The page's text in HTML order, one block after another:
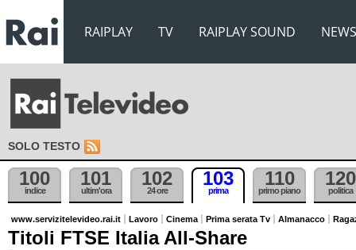
RAIPLAY TV RAIPLAY SOUND NEWS
SOLO TESTO
100
indice
101
ultim'ora
102
24 ore
103
prima
110
primo piano
120
politica
www.servizitelevideo.rai.it Lavoro Cinema Prima serata Tv Almanacco
Titoli FTSE Italia All-Share